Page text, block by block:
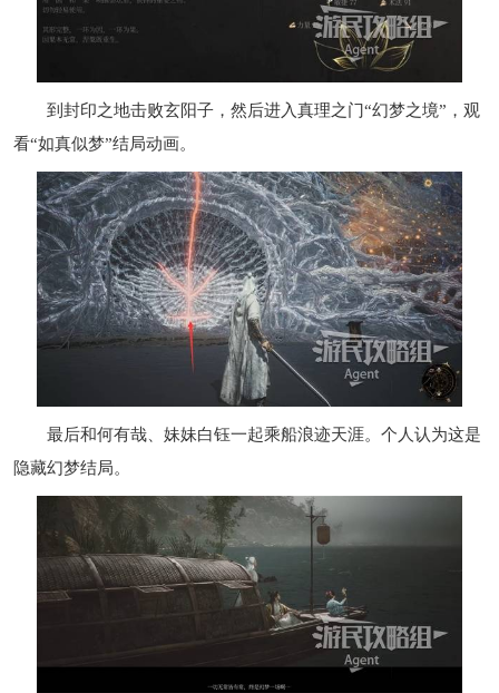
到封印之地击败玄阳子，然后进入真理之门“幻梦之境”，观
看“如真似梦”结局动画。
最后和何有哉、妹妹白钰一起乘船浪迹天涯。个人认为这是
隐藏幻梦结局。